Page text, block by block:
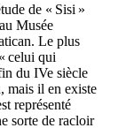
de « Sisi »
Musée
Le plus
celui qui
du IVe siècle
mais il en existe
représenté
sorte de racloir